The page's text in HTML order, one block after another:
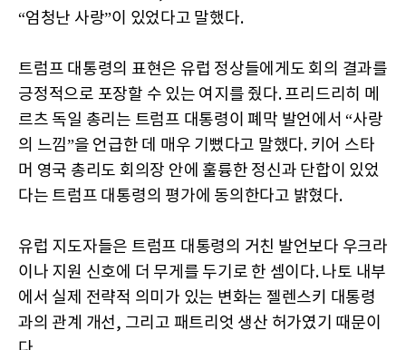
“엄청난 사랑”이 있었다고 말했다.
트럼프 대통령의 표현은 유럽 정상들에게도 회의 결과를
긍정적으로 포장할 수 있는 여지를 줬다. 프리드리히 메
르츠 독일 총리는 트럼프 대통령이 폐막 발언에서 “사랑
의 느낌”을 언급한 데 매우 기뻤다고 말했다. 키어 스타
머 영국 총리도 회의장 안에 훌륭한 정신과 단합이 있었
다는 트럼프 대통령의 평가에 동의한다고 밝혔다.
유럽 지도자들은 트럼프 대통령의 거친 발언보다 우크라
이나 지원 신호에 더 무게를 두기로 한 셈이다. 나토 내부
에서 실제 전략적 의미가 있는 변화는 젤렌스키 대통령
과의 관계 개선, 그리고 패트리엇 생산 허가였기 때문이